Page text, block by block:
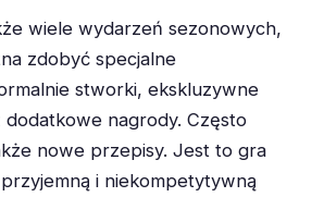
wiele wydarzeń sezonowych,
zdobyć specjalne
stworki, ekskluzywne
nagrody. Często
nowe przepisy. Jest to gra
i niekompetytywną